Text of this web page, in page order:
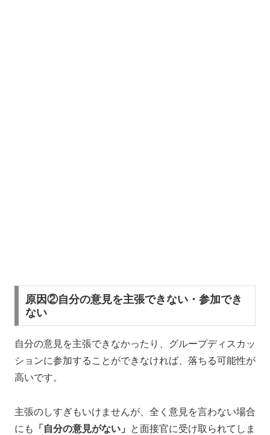
原因②自分の意見を主張できない・参加でき
ない
自分の意見を主張できなかったり、グループディスカッ
ションに参加することができなければ、落ちる可能性が
高いです。
主張のしすぎもいけませんが、全く意見を言わない場合
にも
「 自分の意見がない 」
と面接官に受け取られてしま